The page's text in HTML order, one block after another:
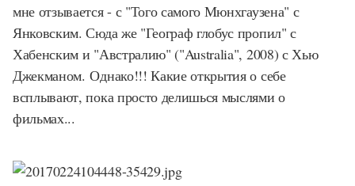
мне отзывается - с "Того самого Мюнхгаузена" с
Янковским. Сюда же "Географ глобус пропил" с
Хабенским и "Австралию" ("Australia", 2008) с Хью
Джекманом. Однако!!! Какие открытия о себе
всплывают, пока просто делишься мыслями о
фильмах...